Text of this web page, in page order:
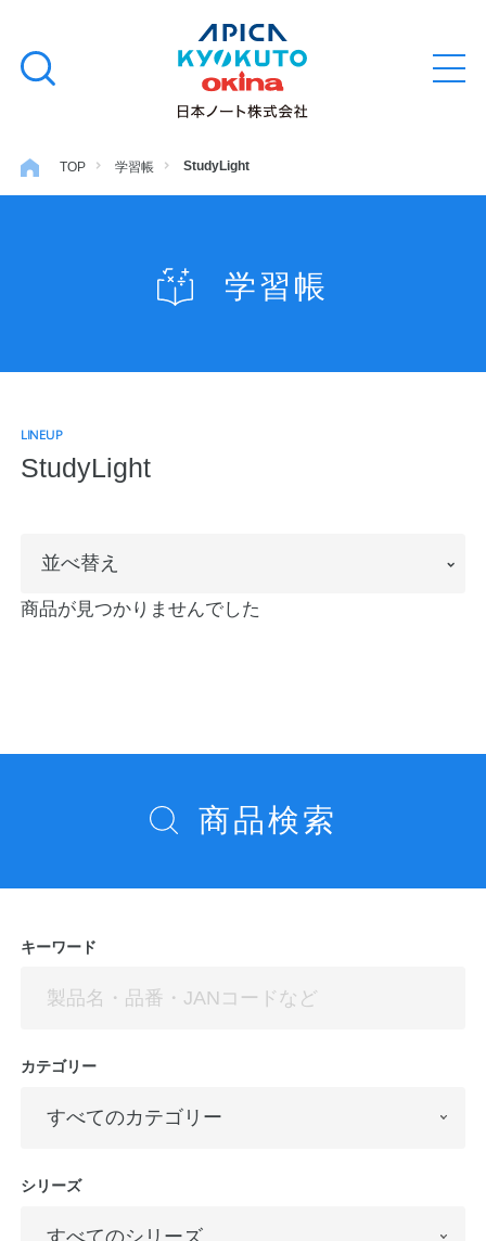
文
キ
ッ
閉
検
る
ファイル・バインダー
探求・自主学習のすすめ
工場フォトツアー
SDGsと未来
TOP 学習帳 StudyLight
学習帳
LINEUP
StudyLight
替
並べ替え
商品が見つかりませんでした
商品検索
キーワード
カテゴリー
シリーズ